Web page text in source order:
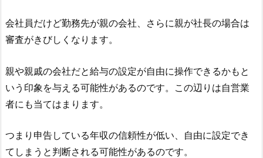
会社員だけど勤務先が親の会社、さらに親が社長の場合は
審査がきびしくなります。
親や親戚の会社だと給与の設定が自由に操作できるかもと
いう印象を与える可能性があるのです。この辺りは自営業
者にも当てはまります。
つまり申告している年収の信頼性が低い、自由に設定でき
てしまうと判断される可能性があるのです。